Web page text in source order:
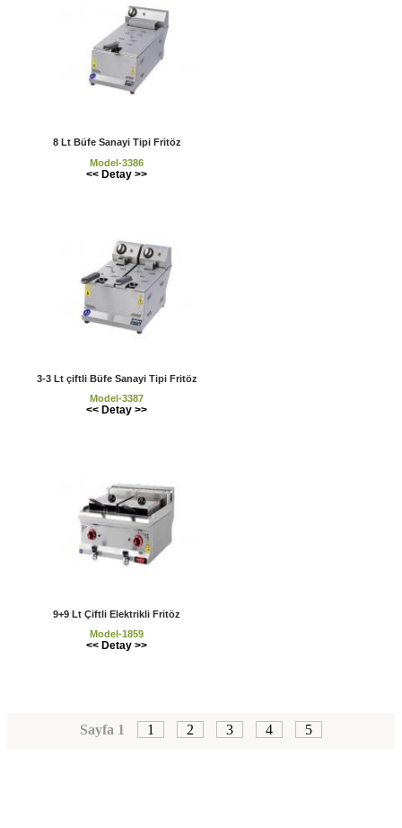
8 Lt Büfe Sanayi Tipi Fritöz
Model-3386
<< Detay >>
3-3 Lt çiftli Büfe Sanayi Tipi Fritöz
Model-3387
<< Detay >>
9+9 Lt Çiftli Elektrikli Fritöz
Model-1859
<< Detay >>
Sayfa 1 1 2 3 4 5